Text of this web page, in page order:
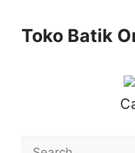
contentToko Batik